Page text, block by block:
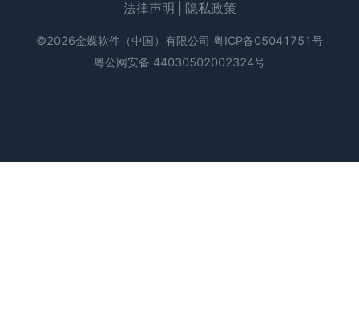
法律声明 隐私政策
©2026金蝶软件（中国）有限公司 粤ICP备05041751号
粤公网安备 44030502002324号